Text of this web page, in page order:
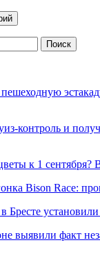
контроль и
к 1
Bison Race:
Бресте
выявили факт